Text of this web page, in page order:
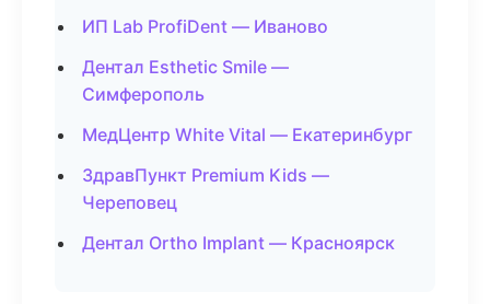
ИП Lab ProfiDent — Иваново
Дентал Esthetic Smile —
Симферополь
МедЦентр White Vital — Екатеринбург
ЗдравПункт Premium Kids —
Череповец
Дентал Ortho Implant — Красноярск